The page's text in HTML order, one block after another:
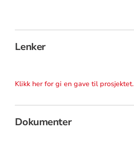
Lenker
Klikk her for gi en gave til prosjektet.
Dokumenter